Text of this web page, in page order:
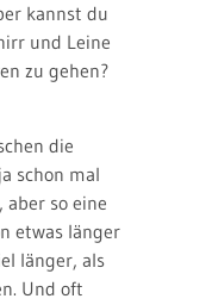
kannst du
und Leine
zu gehen?
die
schon mal
aber so eine
etwas länger
länger, als
Und oft